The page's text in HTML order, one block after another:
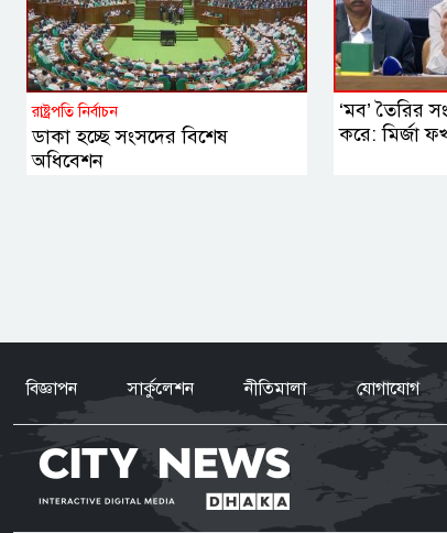
রাষ্ট্রপতি নির্বাচন
ডাকা হচ্ছে সংসদের বিশেষ
অধিবেশন
‘মব’ তৈরির
করে: মির্জা
বিজ্ঞাপন সার্কুলেশন নীতিমালা যোগাযোগ